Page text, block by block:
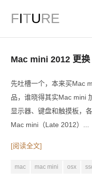
FITURE
Mac mini 2012 更换
先吐槽一个，本来买Mac
品，谁晓得其实Mac mini
显示器、键盘和触摸板，
Mac mini（Late 2012）...
[阅读全文]
mac mac mini osx